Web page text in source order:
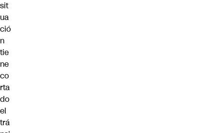
sit
ua
ció
n
tie
ne
co
rta
do
el
trá